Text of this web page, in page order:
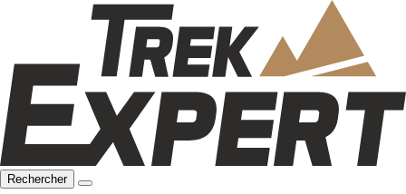
Rechercher